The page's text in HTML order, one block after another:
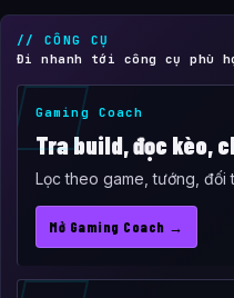
// CÔNG CỤ
Đi nhanh tới công cụ phù
Gaming Coach
Tra build, đọc kèo,
Lọc theo game, tướng, đối
Mở Gaming Coach →